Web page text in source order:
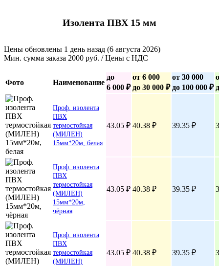
Изолента ПВХ 15 мм
Цены обновлены 1 день назад (6 августа 2026)
Мин. сумма заказа 2000 руб. / Цены с НДС
Фото Наименование
до
6 000 ₽
от 6 000
до 30 000 ₽
от 30 000
до 100 000 ₽
Проф. изолента
ПВХ
термостойкая
(МИЛЕН)
15мм*20м, белая
43.05 ₽ 40.38 ₽ 39.35 ₽
Проф. изолента
ПВХ
термостойкая
(МИЛЕН)
15мм*20м,
чёрная
43.05 ₽ 40.38 ₽ 39.35 ₽
Проф. изолента
ПВХ
термостойкая
(МИЛЕН)
43.05 ₽ 40.38 ₽ 39.35 ₽